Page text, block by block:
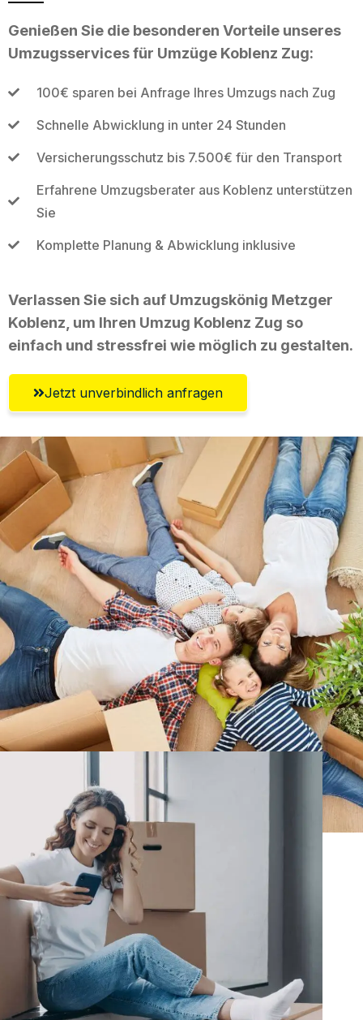
Genießen Sie die besonderen Vorteile unseres
Umzugsservices für Umzüge Koblenz Zug:
100€ sparen bei Anfrage Ihres Umzugs nach Zug
Schnelle Abwicklung in unter 24 Stunden
Versicherungsschutz bis 7.500€ für den Transport
Erfahrene Umzugsberater aus Koblenz unterstützen
Sie
Komplette Planung & Abwicklung inklusive
Verlassen Sie sich auf Umzugskönig Metzger
Koblenz, um Ihren Umzug Koblenz Zug so
einfach und stressfrei wie möglich zu gestalten.
Jetzt unverbindlich anfragen